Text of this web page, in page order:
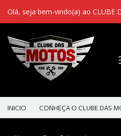
Olá, seja bem-vindo(a) ao CLUBE
INICIO CONHEÇA O CLUBE DAS